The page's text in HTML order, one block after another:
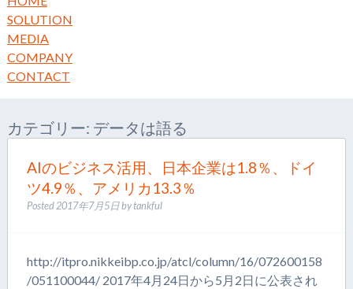
ュ
ー
SOLUTION
MEDIA
COMPANY
CONTACT
カテゴリー: データは語る
AIのビジネス活用、日本企業は1.8％、ドイ
ツ4.9％、アメリカ13.3％
Posted2017年7月5日bytankful
http://itpro.nikkeibp.co.jp/atcl/column/16/072600158
/051100044/ 2017年4月24日から5月2日に公表され